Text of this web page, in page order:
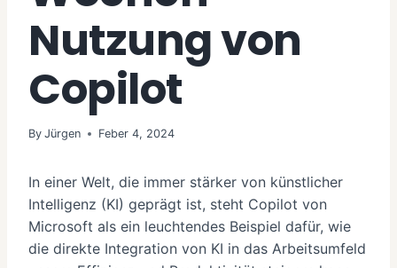
Nutzung von
Copilot
By Jürgen Feber 4, 2024
In einer Welt, die immer stärker von künstlicher
Intelligenz (KI) geprägt ist, steht Copilot von
Microsoft als ein leuchtendes Beispiel dafür, wie
die direkte Integration von KI in das Arbeitsumfeld